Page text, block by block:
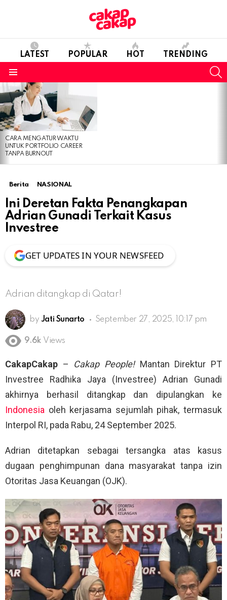
LATEST POPULAR HOT TRENDING
LATEST
STORIES
CARA MENGATUR WAKTU
UNTUK PORTFOLIO CAREER
TANPA BURNOUT
Berita NASIONAL
Ini Deretan Fakta Penangkapan
Adrian Gunadi Terkait Kasus
Investree
GET UPDATES IN YOUR NEWSFEED
Adrian ditangkap di Qatar!
by Jati Sunarto September 27, 2025, 10:17 pm
9.6k Views
CakapCakap – Cakap People! Mantan Direktur PT
Investree Radhika Jaya (Investree) Adrian Gunadi
akhirnya berhasil ditangkap dan dipulangkan ke
Indonesia oleh kerjasama sejumlah pihak, termasuk
Interpol RI, pada Rabu, 24 September 2025.
Adrian ditetapkan sebagai tersangka atas kasus
dugaan penghimpunan dana masyarakat tanpa izin
Otoritas Jasa Keuangan (OJK).